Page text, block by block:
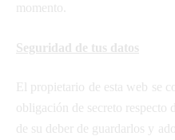
momento.
Seguridad de tus datos
El propietario de esta web se
obligación de secreto respecto
de su deber de guardarlos y